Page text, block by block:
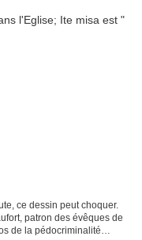
ce dessin peut choquer.
patron des évêques de
de la pédocriminalité